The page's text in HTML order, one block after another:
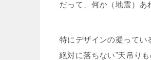
だって、何か（地震）あ
特にデザインの凝ってい
絶対に落ちない”天吊り